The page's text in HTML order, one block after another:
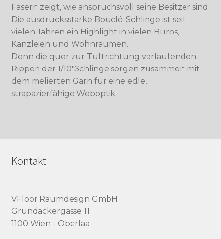
Fasern zeigt, wie anspruchsvoll seine Besitzer sind.
Die ausdrucksstarke Bouclé-Schlinge ist seit
vielen Jahren ein Highlight in vielen Büros,
Kanzleien und Wohnräumen.
Denn die quer zur Tuftrichtung verlaufenden
Rippen der 1/10″Schlinge sorgen zusammen mit
dem melierten Garn für eine edle,
strapazierfähige Weboptik.
Kontakt
VFloor Raumdesign GmbH
Grundäckergasse 11
1100 Wien - Oberlaa